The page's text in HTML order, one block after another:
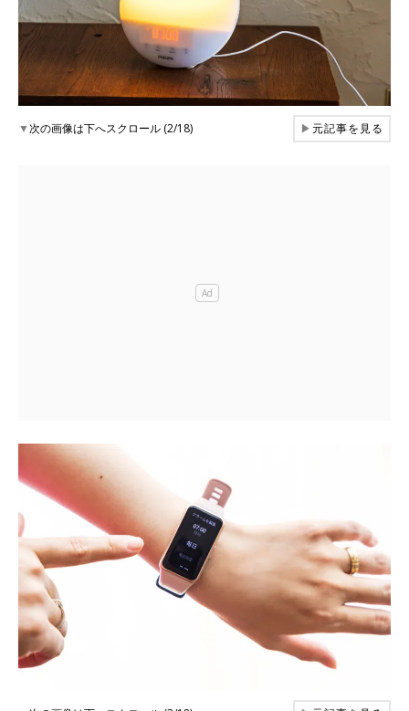
▼次の画像は下へスクロール (2/18) ▶元記事を見る